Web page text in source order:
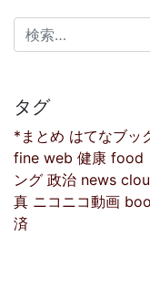
検索:
タグ
*まとめ はてなブッ
fine web 健康 food
ング 政治 news
真 ニコニコ動画
済